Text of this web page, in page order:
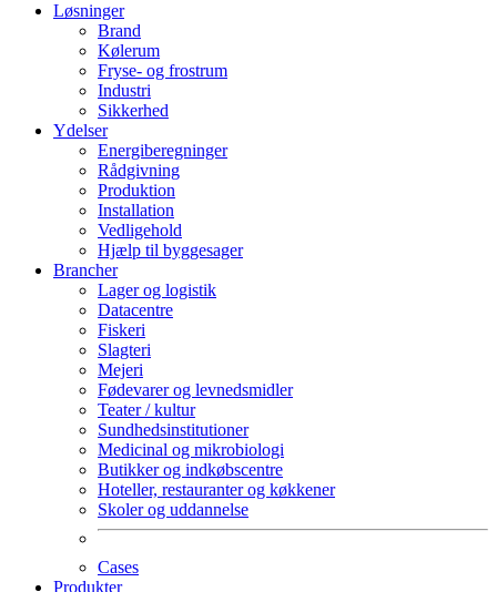
Løsninger
Brand
Kølerum
Fryse- og frostrum
Industri
Sikkerhed
Ydelser
Energiberegninger
Rådgivning
Produktion
Installation
Vedligehold
Hjælp til byggesager
Brancher
Lager og logistik
Datacentre
Fiskeri
Slagteri
Mejeri
Fødevarer og levnedsmidler
Teater / kultur
Sundhedsinstitutioner
Medicinal og mikrobiologi
Butikker og indkøbscentre
Hoteller, restauranter og køkkener
Skoler og uddannelse
Cases
Produkter